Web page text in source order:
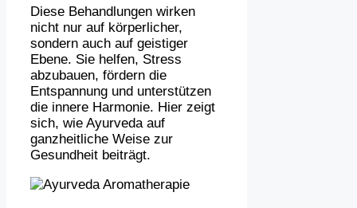
Diese Behandlungen wirken
nicht nur auf körperlicher,
sondern auch auf geistiger
Ebene. Sie helfen, Stress
abzubauen, fördern die
Entspannung und unterstützen
die innere Harmonie. Hier zeigt
sich, wie Ayurveda auf
ganzheitliche Weise zur
Gesundheit beiträgt.